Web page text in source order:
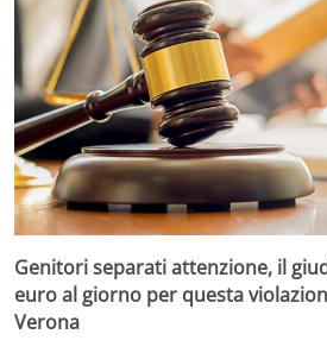
Genitori separati attenzione, il
euro al giorno per questa
Verona